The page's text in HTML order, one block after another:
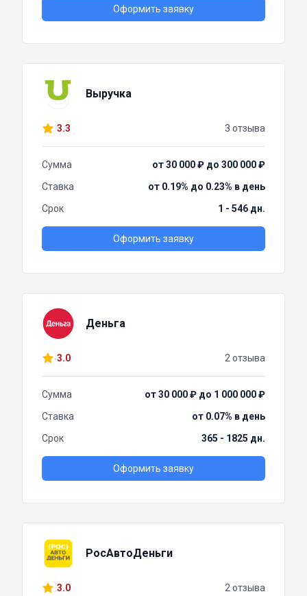
Оформить заявку
Выручка
3.3 3 отзыва
Сумма
от 30 000 ₽ до 300 000 ₽
Ставка
от 0.19% до 0.23% в день
Срок
1 - 546 дн.
Оформить заявку
Деньга
3.0 2 отзыва
Сумма
от 30 000 ₽ до 1 000 000 ₽
Ставка
от 0.07% в день
Срок
365 - 1825 дн.
Оформить заявку
РосАвтоДеньги
3.0 2 отзыва